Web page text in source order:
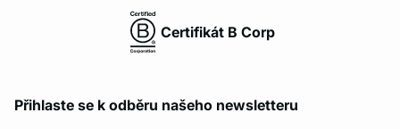
Certifikát B Corp
Přihlaste se k odběru našeho newsletteru